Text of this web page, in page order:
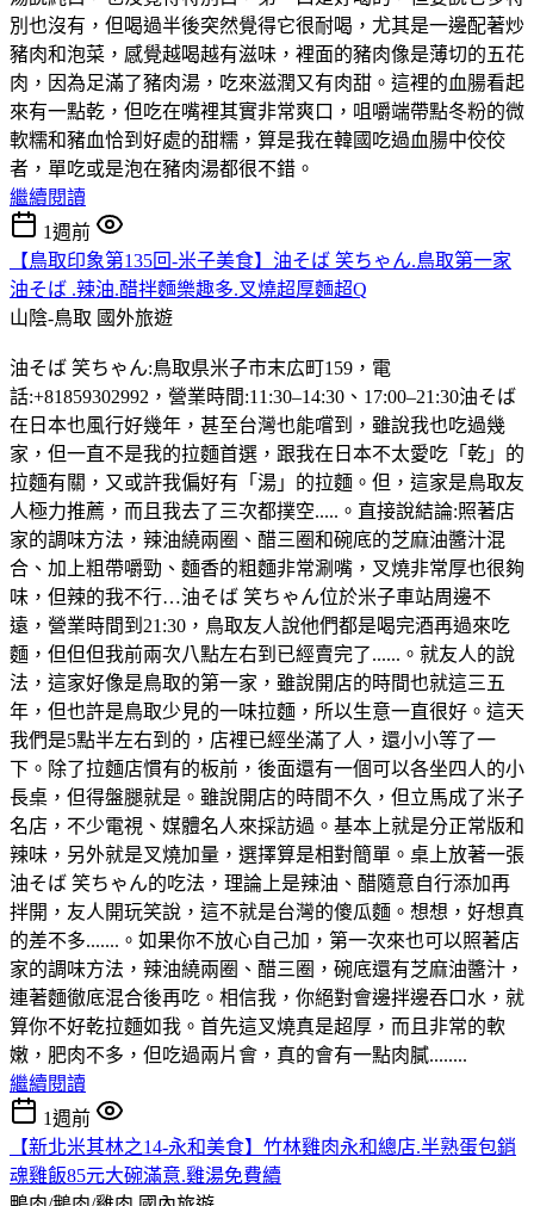
別也沒有，但喝過半後突然覺得它很耐喝，尤其是一邊配著炒
豬肉和泡菜，感覺越喝越有滋味，裡面的豬肉像是薄切的五花
肉，因為足滿了豬肉湯，吃來滋潤又有肉甜。這裡的血腸看起
來有一點乾，但吃在嘴裡其實非常爽口，咀嚼端帶點冬粉的微
軟糯和豬血恰到好處的甜糯，算是我在韓國吃過血腸中佼佼
者，單吃或是泡在豬肉湯都很不錯。
繼續閱讀
1週前
【鳥取印象第135回-米子美食】油そば 笑ちゃん.鳥取第一家
油そば .辣油.醋拌麵樂趣多.叉燒超厚麵超Q
山陰-鳥取 國外旅遊
油そば 笑ちゃん:鳥取県米子市末広町159，電
話:+81859302992，營業時間:11:30–14:30、17:00–21:30油そば
在日本也風行好幾年，甚至台灣也能嚐到，雖說我也吃過幾
家，但一直不是我的拉麵首選，跟我在日本不太愛吃「乾」的
拉麵有關，又或許我偏好有「湯」的拉麵。但，這家是鳥取友
人極力推薦，而且我去了三次都撲空.....。直接說結論:照著店
家的調味方法，辣油繞兩圈、醋三圈和碗底的芝麻油醬汁混
合、加上粗帶嚼勁、麵香的粗麵非常涮嘴，叉燒非常厚也很夠
味，但辣的我不行…油そば 笑ちゃん位於米子車站周邊不
遠，營業時間到21:30，鳥取友人說他們都是喝完酒再過來吃
麵，但但但我前兩次八點左右到已經賣完了......。就友人的說
法，這家好像是鳥取的第一家，雖說開店的時間也就這三五
年，但也許是鳥取少見的一味拉麵，所以生意一直很好。這天
我們是5點半左右到的，店裡已經坐滿了人，還小小等了一
下。除了拉麵店慣有的板前，後面還有一個可以各坐四人的小
長桌，但得盤腿就是。雖說開店的時間不久，但立馬成了米子
名店，不少電視、媒體名人來採訪過。基本上就是分正常版和
辣味，另外就是叉燒加量，選擇算是相對簡單。桌上放著一張
油そば 笑ちゃん的吃法，理論上是辣油、醋隨意自行添加再
拌開，友人開玩笑說，這不就是台灣的傻瓜麵。想想，好想真
的差不多.......。如果你不放心自己加，第一次來也可以照著店
家的調味方法，辣油繞兩圈、醋三圈，碗底還有芝麻油醬汁，
連著麵徹底混合後再吃。相信我，你絕對會邊拌邊吞口水，就
算你不好乾拉麵如我。首先這叉燒真是超厚，而且非常的軟
嫩，肥肉不多，但吃過兩片會，真的會有一點肉膩........
繼續閱讀
1週前
【新北米其林之14-永和美食】竹林雞肉永和總店.半熟蛋包銷
魂雞飯85元大碗滿意.雞湯免費續